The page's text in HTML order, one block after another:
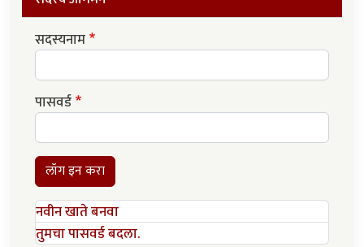
सदस्यनाम
पासवर्ड
लॉग इन करा
नवीन खाते बनवा
तुमचा पासवर्ड बदला.